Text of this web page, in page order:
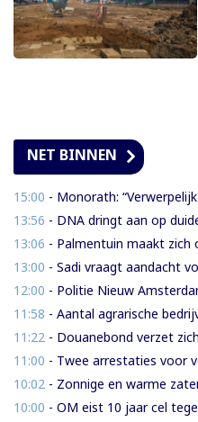
NET BINNEN
15:00 - Monorath: “Verwerpelijk zou zijn wanneer we de
13:56 - DNA dringt aan op duidelijkheid
13:06 - Palmentuin maakt zich op voor
13:00 - Sadi vraagt aandacht voor
12:00 - Politie Nieuw Amsterdam
11:58 - Aantal agrarische
11:22 - Douanebond verzet zich tegen verlies
11:00 - Twee arrestaties voor vernieling
10:02 - Zonnige en warme
10:00 - OM eist 10 jaar cel tegen verdachte voor